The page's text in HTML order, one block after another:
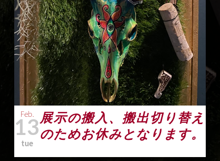
Feb.
13
tue
展示の搬入、搬出切り替え
のためお休みとなります。